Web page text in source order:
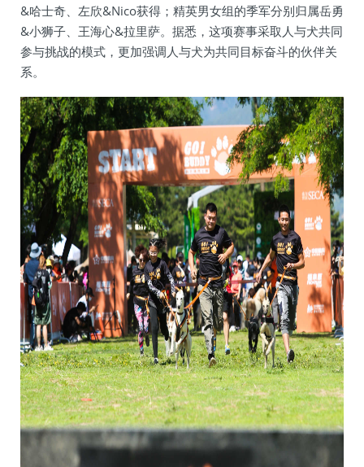
&哈士奇、左欣&Nico获得；精英男女组的季军分别归属岳勇
&小狮子、王海心&拉里萨。据悉，这项赛事采取人与犬共同
参与挑战的模式，更加强调人与犬为共同目标奋斗的伙伴关
系。